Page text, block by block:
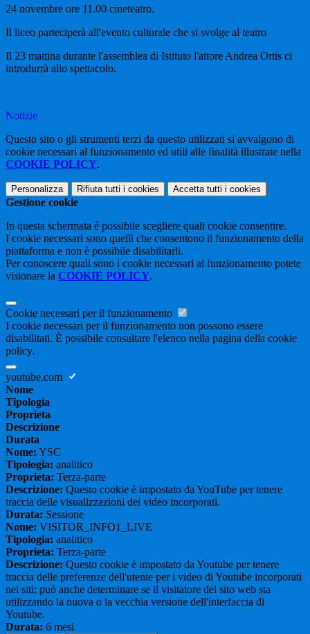
24 novembre ore 11.00 cineteatro.
Il liceo parteciperà all'evento culturale che si svolge al teatro
Il 23 mattina durante l'assemblea di Istituto l'attore Andrea Ortis ci
introdurrà allo spettacolo.
Notizie
Questo sito o gli strumenti terzi da questo utilizzati si avvalgono di
cookie necessari al funzionamento ed utili alle finalità illustrate nella
COOKIE POLICY.
Personalizza Rifiuta tutti i cookies Accetta tutti i cookies
Gestione cookie
In questa schermata è possibile scegliere quali cookie consentire.
I cookie necessari sono quelli che consentono il funzionamento della
piattaforma e non è possibile disabilitarli.
Per conoscere quali sono i cookie necessari al funzionamento potete
visionare la COOKIE POLICY.
Cookie necessari per il funzionamento
I cookie necessari per il funzionamento non possono essere
disabilitati. È possibile consultare l'elenco nella pagina della cookie
policy.
youtube.com
Nome
Tipologia
Proprieta
Descrizione
Durata
Nome: YSC
Tipologia: analitico
Proprieta: Terza-parte
Descrizione: Questo cookie è impostato da YouTube per tenere
traccia delle visualizzazioni dei video incorporati.
Durata: Sessione
Nome: VISITOR_INFO1_LIVE
Tipologia: analitico
Proprieta: Terza-parte
Descrizione: Questo cookie è impostato da Youtube per tenere
traccia delle preferenze dell'utente per i video di Youtube incorporati
nei siti; può anche determinare se il visitatore del sito web sta
utilizzando la nuova o la vecchia versione dell'interfaccia di
Youtube.
Durata: 6 mesi